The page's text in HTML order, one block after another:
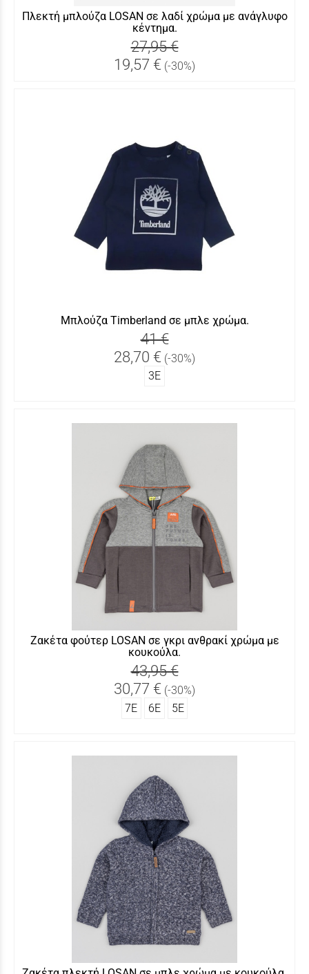
Πλεκτή μπλούζα LOSAN σε λαδί χρώμα με ανάγλυφο
κέντημα.
27,95 €
19,57 € (-30%)
Μπλούζα Timberland σε μπλε χρώμα.
41 €
28,70 € (-30%)
3Ε
Ζακέτα φούτερ LOSAN σε γκρι ανθρακί χρώμα με
κουκούλα.
43,95 €
30,77 € (-30%)
7Ε
6Ε 5Ε